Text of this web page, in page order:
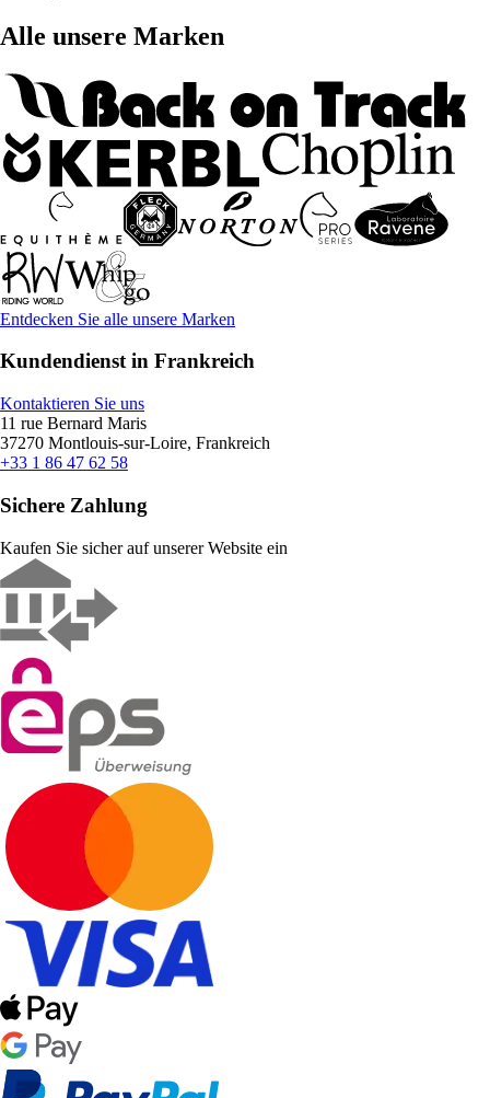
Alle unsere Marken
Entdecken Sie alle unsere Marken
Kundendienst in Frankreich
Kontaktieren Sie uns
11 rue Bernard Maris
37270 Montlouis-sur-Loire, Frankreich
+33 1 86 47 62 58
Sichere Zahlung
Kaufen Sie sicher auf unserer Website ein